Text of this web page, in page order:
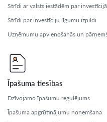
Strīdi ar valsts iestādēm par
Strīdi par investīciju līgumu izpildi
Uzņēmumu apvienošanās un
Īpašuma tiesības
Dzīvojamo īpašumu regulējums
Īpašuma apgrūtinājumu noņemšana